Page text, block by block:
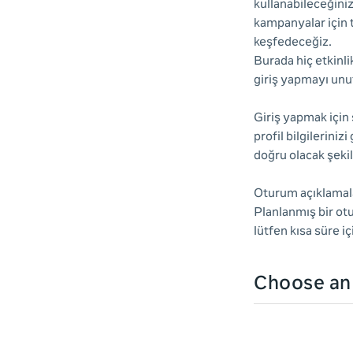
kampanyalar için
keşfedeceğiz.
Burada hiç
giriş yapmayı
Giriş yapmak için
profil bilgilerinizi
doğru olacak
Oturum
Planlanmış bir
lütfen kısa süre
Choose